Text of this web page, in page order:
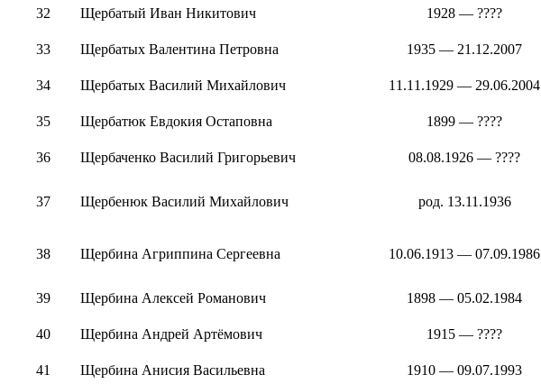
32 Щербатый Иван Никитович 1928 — ????
33 Щербатых Валентина Петровна 1935 — 21.12.2007
34 Щербатых Василий Михайлович 11.11.1929 — 29.06.2004
35 Щербатюк Евдокия Остаповна 1899 — ????
36 Щербаченко Василий Григорьевич 08.08.1926 — ????
37 Щербенюк Василий Михайлович род. 13.11.1936
38 Щербина Агриппина Сергеевна 10.06.1913 — 07.09.1986
39 Щербина Алексей Романович 1898 — 05.02.1984
40 Щербина Андрей Артёмович 1915 — ????
41 Щербина Анисия Васильевна 1910 — 09.07.1993